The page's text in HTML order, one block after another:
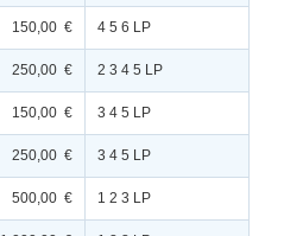
150,00 € 4 5 6 LP
250,00 € 2 3 4 5 LP
150,00 € 3 4 5 LP
250,00 € 3 4 5 LP
500,00 € 1 2 3 LP